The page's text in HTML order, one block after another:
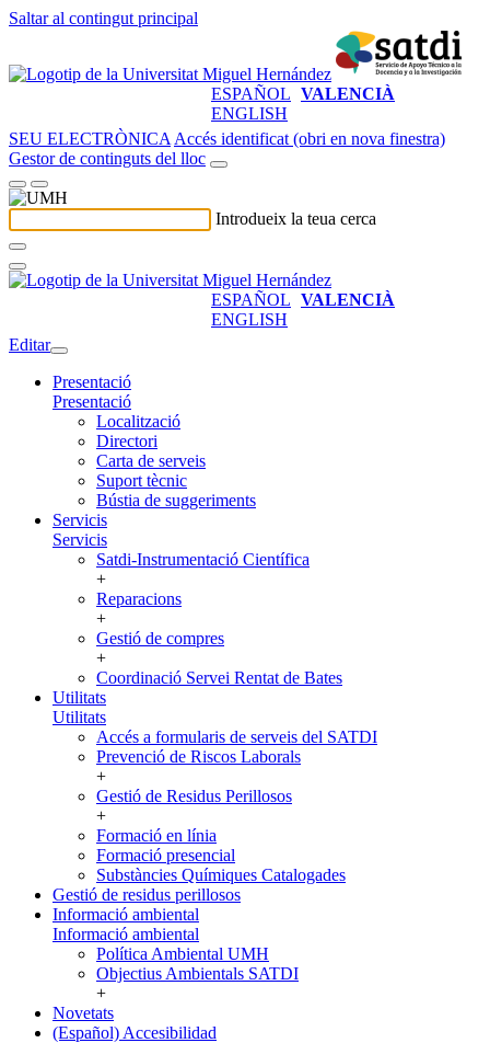
Saltar al contingut principal
ESPAÑOL VALENCIÀ
ENGLISH
SEU ELECTRÒNICA Accés identificat (obri en nova finestra)
Gestor de continguts del lloc
Introdueix la teua cerca
ESPAÑOL VALENCIÀ
ENGLISH
Editar
Presentació
Presentació
Localització
Directori
Carta de serveis
Suport tècnic
Bústia de suggeriments
Servicis
Servicis
Satdi-Instrumentació Científica
+
Reparacions
+
Gestió de compres
+
Coordinació Servei Rentat de Bates
Utilitats
Utilitats
Accés a formularis de serveis del SATDI
Prevenció de Riscos Laborals
+
Gestió de Residus Perillosos
+
Formació en línia
Formació presencial
Substàncies Químiques Catalogades
Gestió de residus perillosos
Informació ambiental
Informació ambiental
Política Ambiental UMH
Objectius Ambientals SATDI
+
Novetats
(Español) Accesibilidad